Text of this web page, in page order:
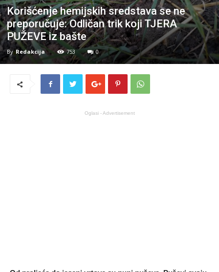
Korišćenje hemijskih sredstava se ne
preporučuje: Odličan trik koji TJERA
PUŽEVE iz bašte
By Redakcija 753 0
Oglasi - Advertisement